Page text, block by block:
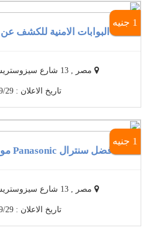
1 جنيه
البوابات الامنية للكشف
مصر , 13 شارع سيزوستريس محطه الرمل ..
تاريخ الاعلان : 2019/09/29
1 جنيه
أفضل سنترال Panasonic موديل KX-TES824 ..
مصر , 13 شارع سيزوستريس محطه الرمل ..
تاريخ الاعلان : 2019/09/29